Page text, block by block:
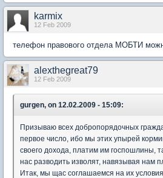
karmix
12 Feb 2009
телефон правового отдела МОБТИ
alexthegreat79
12 Feb 2009
gurgen, on 12.02.2009 - 15:09:
Призываю всех добропорядочных
первое число, ибо мы этих упырей
своего дохода, платим им госпошлины,
нас разводить изволят, навязывая нам
Итак, мы щас соглашаемся на их